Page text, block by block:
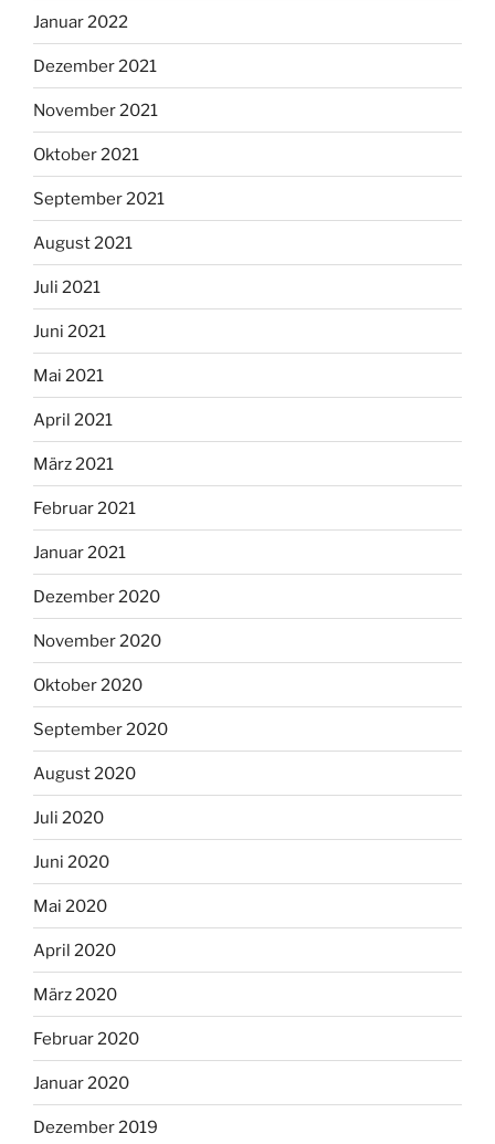
Januar 2022
Dezember 2021
November 2021
Oktober 2021
September 2021
August 2021
Juli 2021
Juni 2021
Mai 2021
April 2021
März 2021
Februar 2021
Januar 2021
Dezember 2020
November 2020
Oktober 2020
September 2020
August 2020
Juli 2020
Juni 2020
Mai 2020
April 2020
März 2020
Februar 2020
Januar 2020
Dezember 2019